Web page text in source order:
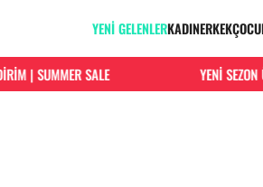
YENİ GELENLERKADINERKEK
| SUMMER SALE YENİ SEZON